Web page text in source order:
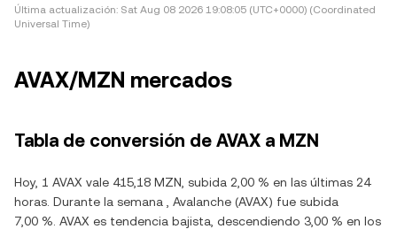
Última actualización: Sat Aug 08 2026 19:08:05 (UTC+0000) (Coordinated
Universal Time)
AVAX/MZN mercados
Tabla de conversión de AVAX a MZN
Hoy, 1 AVAX vale 415,18 MZN, subida 2,00 % en las últimas 24
horas. Durante la semana , Avalanche (AVAX) fue subida
7,00 %. AVAX es tendencia bajista, descendiendo 3,00 % en los